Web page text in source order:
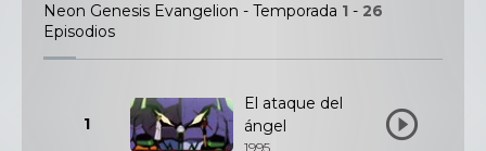
Neon Genesis Evangelion - Temporada 1 - 26
Episodios
1
El ataque del
ángel
1995